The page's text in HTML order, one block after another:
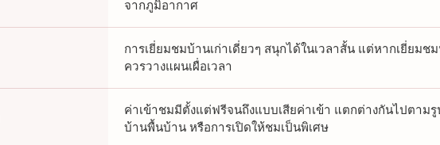
จากภูมิอากาศ
การเยี่ยมชมบ้านเก่าเดี่ยวๆ สนุกได้ในเวลาสั้น แต่หากเยี่ยม
ควรวางแผนเผื่อเวลา
ค่าเข้าชมมีตั้งแต่ฟรีจนถึงแบบเสียค่าเข้า แตกต่างกันไปตาม
บ้านพื้นบ้าน หรือการเปิดให้ชมเป็นพิเศษ